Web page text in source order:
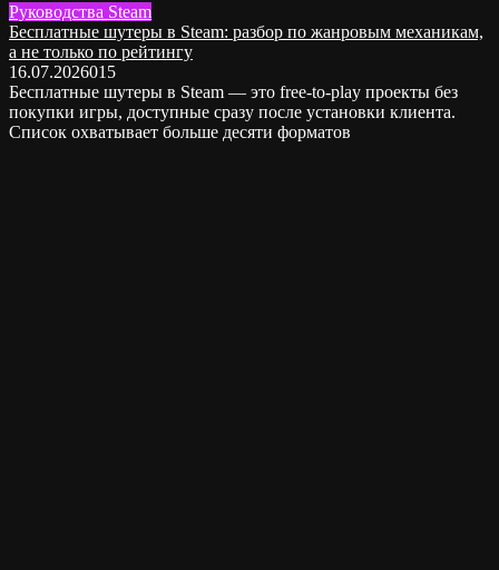
Руководства Steam
Бесплатные шутеры в Steam: разбор по жанровым механикам,
а не только по рейтингу
16.07.2026015
Бесплатные шутеры в Steam — это free-to-play проекты без
покупки игры, доступные сразу после установки клиента.
Список охватывает больше десяти форматов